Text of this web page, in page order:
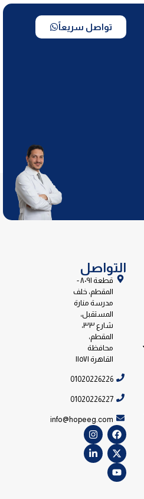
تواصل سريعاً
التواصل
قطعة ٨٠٩١ -
المقطم، خلف
مدرسة منارة
المستقبل،
شارع ٣٣،
المقطم،
محافظة
القاهرة ١١٥٧١
01020226226
01020226227
info@hopeeg.com